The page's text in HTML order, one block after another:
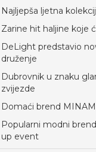
Najljepša ljetna
Zarine hit haljine koje
DeLight predstavio
druženje
Dubrovnik u znaku
zvijezde
Domaći brend
Popularni modni
up event